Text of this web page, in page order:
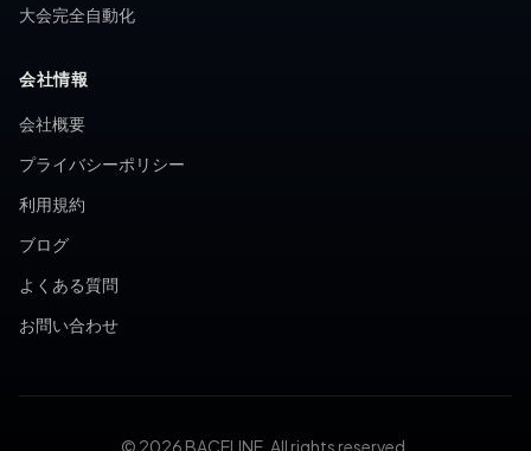
大会完全自動化
会社情報
会社概要
プライバシーポリシー
利用規約
ブログ
よくある質問
お問い合わせ
© 2026 BACELINE. All rights reserved.